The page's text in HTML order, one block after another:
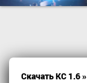
Скачать КС 1.6»